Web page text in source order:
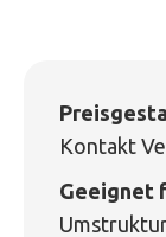
Kontakt
Geeignet